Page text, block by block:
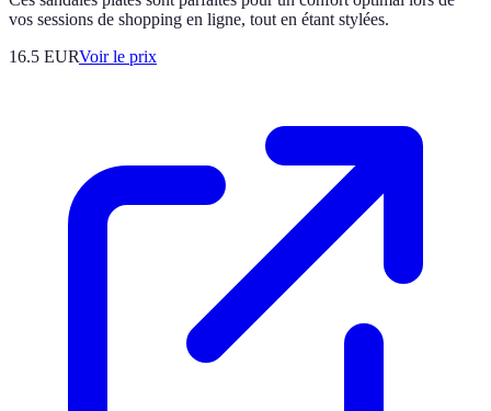
vos sessions de shopping en ligne, tout en étant stylées.
16.5 EURVoir le prix